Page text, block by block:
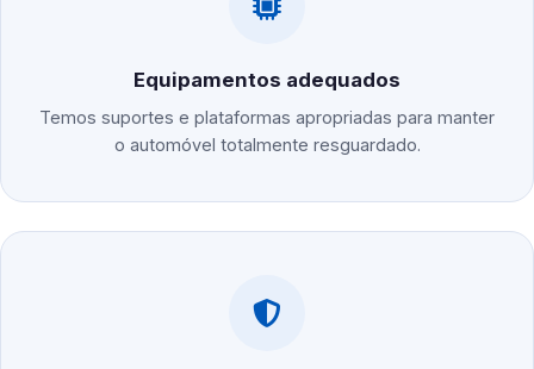
Equipamentos adequados
Temos suportes e plataformas apropriadas para manter
o automóvel totalmente resguardado.